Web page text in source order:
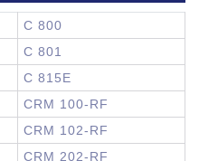
C 800
C 801
C 815E
CRM 100-RF
CRM 102-RF
CRM 202-RF